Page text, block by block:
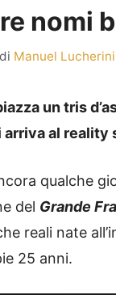
nomi
di Manuel Lucherini
un tris
al reality
qualche
del Grande
reali nate
25 anni.